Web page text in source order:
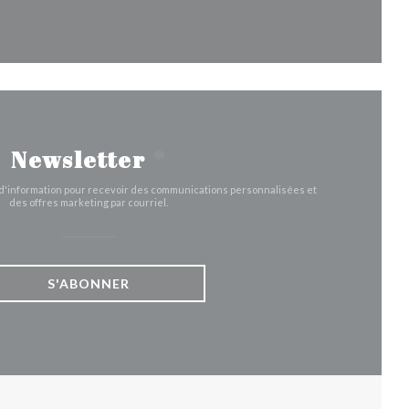
fenêtre))
Newsletter
pour recevoir des communications personnalisées et
des offres marketing par courriel.
S'ABONNER